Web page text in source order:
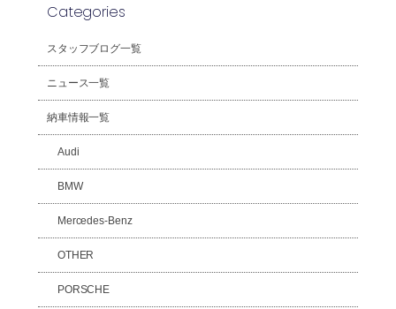
Categories
スタッフブログ一覧
ニュース一覧
納車情報一覧
Audi
BMW
Mercedes-Benz
OTHER
PORSCHE